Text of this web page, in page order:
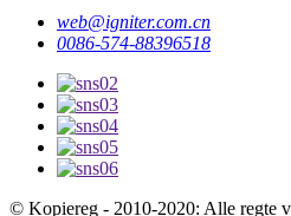
web@igniter.com.cn
0086-574-88396518
© Kopiereg - 2010-2020: Alle regte